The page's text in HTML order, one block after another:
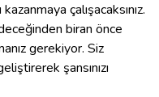
çalışacaksınız.
biran önce
gerekiyor. Siz
şansınızı